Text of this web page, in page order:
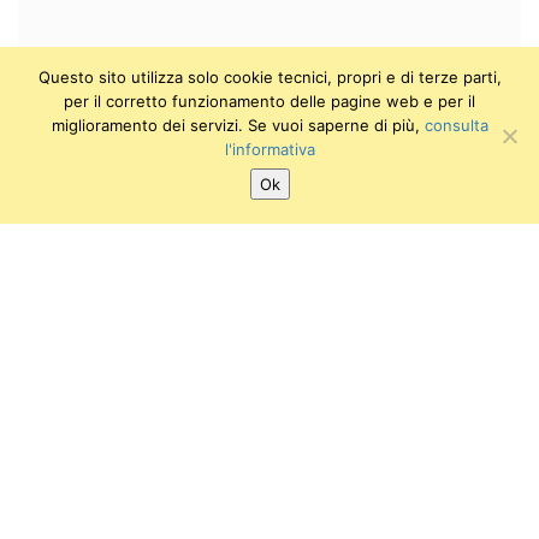
Questo sito utilizza solo cookie tecnici, propri e di terze parti,
per il corretto funzionamento delle pagine web e per il
miglioramento dei servizi. Se vuoi saperne di più, consulta
l'informativa
Ok